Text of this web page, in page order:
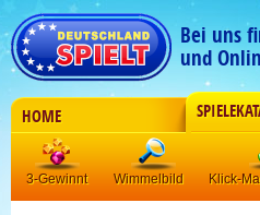
Bei uns
und
HOME
3-Gewinnt Wimmelbild Klick-